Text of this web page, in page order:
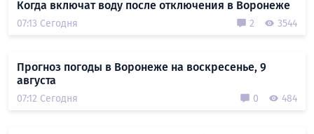
Когда включат воду после отключения в Воронеже
07:13 Сегодня 2 3544
Прогноз погоды в Воронеже на воскресенье, 9
августа
07:12 Сегодня 0 484